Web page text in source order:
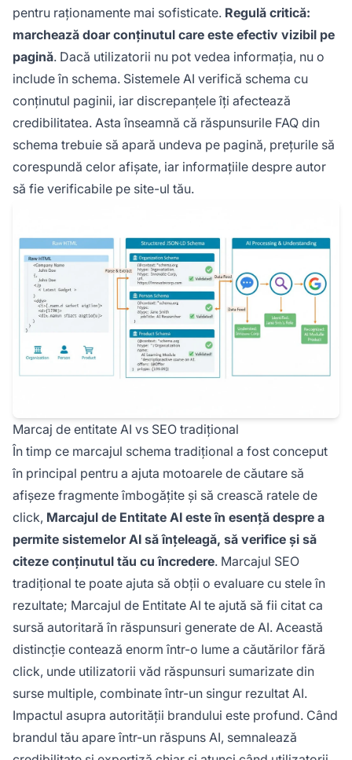
pentru raționamente mai sofisticate. Regulă critică:
marchează doar conținutul care este efectiv vizibil pe
pagină. Dacă utilizatorii nu pot vedea informația, nu o
include în schema. Sistemele AI verifică schema cu
conținutul paginii, iar discrepanțele îți afectează
credibilitatea. Asta înseamnă că răspunsurile FAQ din
schema trebuie să apară undeva pe pagină, prețurile să
corespundă celor afișate, iar informațiile despre autor
să fie verificabile pe site-ul tău.
Marcaj de entitate AI vs SEO tradițional
În timp ce marcajul schema tradițional a fost conceput
în principal pentru a ajuta motoarele de căutare să
afișeze fragmente îmbogățite și să crească ratele de
click, Marcajul de Entitate AI este în esență despre a
permite sistemelor AI să înțeleagă, să verifice și să
citeze conținutul tău cu încredere. Marcajul SEO
tradițional te poate ajuta să obții o evaluare cu stele în
rezultate; Marcajul de Entitate AI te ajută să fii citat ca
sursă autoritară în răspunsuri generate de AI. Această
distincție contează enorm într-o lume a căutărilor fără
click, unde utilizatorii văd răspunsuri sumarizate din
surse multiple, combinate într-un singur rezultat AI.
Impactul asupra autorității brandului este profund. Când
brandul tău apare într-un răspuns AI, semnalează